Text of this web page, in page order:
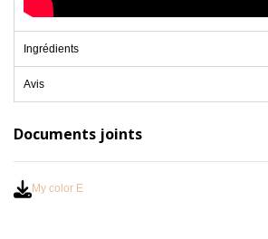
Ingrédients
Avis
Documents joints
My color E